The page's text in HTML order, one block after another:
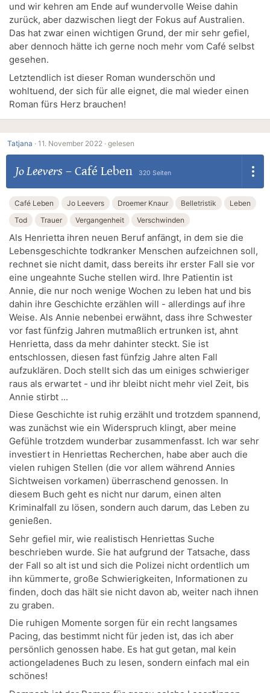
und wir kehren am Ende auf wundervolle Weise dahin
zurück, aber dazwischen liegt der Fokus auf Australien.
Das hat zwar einen wichtigen Grund, der mir sehr gefiel,
aber dennoch hätte ich gerne noch mehr vom Café selbst
gesehen.
Letztendlich ist dieser Roman wunderschön und
wohltuend, der sich für alle eignet, die mal wieder einen
Roman fürs Herz brauchen!
Tatjana · 11. November 2022 · gelesen
Jo Leevers – Café Leben 320 Seiten
Café Leben Jo Leevers Droemer Knaur Belletristik
Leben
Tod
Trauer Vergangenheit Verschwinden
Als Henrietta ihren neuen Beruf anfängt, in dem sie die
Lebensgeschichte todkranker Menschen aufzeichnen soll,
rechnet sie nicht damit, dass bereits ihr erster Fall sie vor
eine ungeahnte Suche stellen wird. Ihre Patientin ist
Annie, die nur noch wenige Wochen zu leben hat und bis
dahin ihre Geschichte erzählen will - allerdings auf ihre
Weise. Als Annie nebenbei erwähnt, dass ihre Schwester
vor fast fünfzig Jahren mutmaßlich ertrunken ist, ahnt
Henrietta, dass da mehr dahinter steckt. Sie ist
entschlossen, diesen fast fünfzig Jahre alten Fall
aufzuklären. Doch stellt sich das um einiges schwieriger
raus als erwartet - und ihr bleibt nicht mehr viel Zeit, bis
Annie stirbt ...
Diese Geschichte ist ruhig erzählt und trotzdem spannend,
was zunächst wie ein Widerspruch klingt, aber meine
Gefühle trotzdem wunderbar zusammenfasst. Ich war sehr
investiert in Henriettas Recherchen, habe aber auch die
vielen ruhigen Stellen (die vor allem während Annies
Sichtweisen vorkamen) überraschend genossen. In
diesem Buch geht es nicht nur darum, einen alten
Kriminalfall zu lösen, sondern auch darum, das Leben zu
genießen.
Sehr gefiel mir, wie realistisch Henriettas Suche
beschrieben wurde. Sie hat aufgrund der Tatsache, dass
der Fall so alt ist und sich die Polizei nicht ordentlich um
ihn kümmerte, große Schwierigkeiten, Informationen zu
finden, doch das hält sie nicht davon ab, weiter nach ihnen
zu graben.
Die ruhigen Momente sorgen für ein recht langsames
Pacing, das bestimmt nicht für jeden ist, das ich aber
persönlich genossen habe. Es hat gut getan, mal kein
actiongeladenes Buch zu lesen, sondern einfach mal ein
schönes!